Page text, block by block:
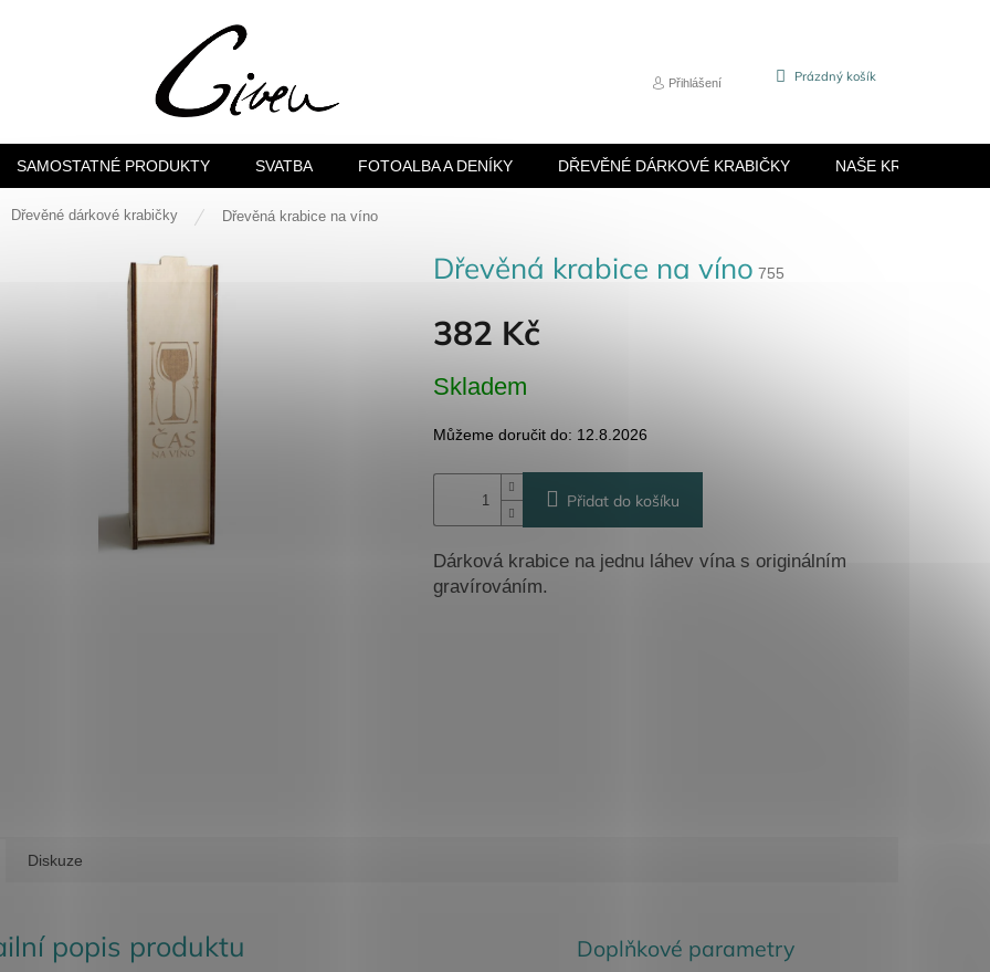
Přihlášení
NÁKUPNÍ
Prázdný košík
SAMOSTATNÉ PRODUKTY SVATBA FOTOALBA A DENÍKY DŘEVĚNÉ DÁRKOVÉ KRABIČKY NAŠE KRABIČKY
Dřevěné dárkové krabičky Dřevěná krabice na víno
Dřevěná krabice na víno 755
382 Kč
cena:
Skladem
Můžeme doručit do: 12.8.2026
Přidat do košíku
Dárková krabice na jednu láhev vína s originálním
gravírováním.
Diskuze
popis produktu Doplňkové parametry